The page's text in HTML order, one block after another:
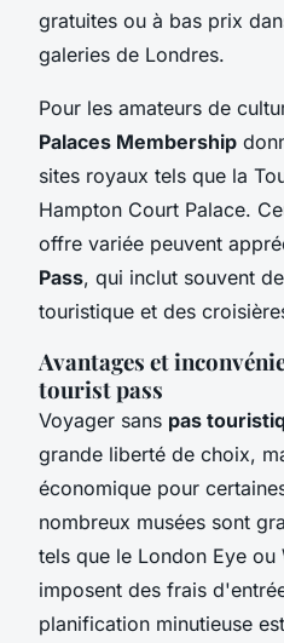
gratuites ou à bas prix
galeries de Londres.
Pour les amateurs de
Palaces Membership
sites royaux tels que la
Hampton Court Palace.
offre variée peuvent
Pass, qui inclut souvent
touristique et des
Avantages et
tourist pass
Voyager sans pas
grande liberté de choix,
économique pour
nombreux musées sont
tels que le London Eye ou
imposent des frais
planification minutieuse